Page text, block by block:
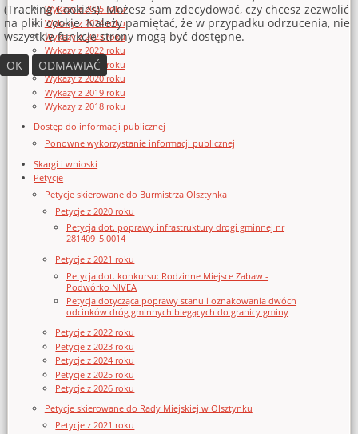
Wykazy z 2025 roku
Wykazy z 2024 roku
Wykazy z 2023 roku
Wykazy z 2022 roku
Wykazy z 2021 roku
Wykazy z 2020 roku
Wykazy z 2019 roku
Wykazy z 2018 roku
Dostęp do informacji publicznej
Ponowne wykorzystanie informacji publicznej
Skargi i wnioski
Petycje
Petycje skierowane do Burmistrza Olsztynka
Petycje z 2020 roku
Petycja dot. poprawy infrastruktury drogi gminnej nr
281409_5.0014
Petycje z 2021 roku
Petycja dot. konkursu: Rodzinne Miejsce Zabaw -
Podwórko NIVEA
Petycja dotycząca poprawy stanu i oznakowania dwóch
odcinków dróg gminnych biegących do granicy gminy
Petycje z 2022 roku
Petycje z 2023 roku
Petycje z 2024 roku
Petycje z 2025 roku
Petycje z 2026 roku
Petycje skierowane do Rady Miejskiej w Olsztynku
Petycje z 2021 roku
(Tracking Cookies). Możesz sam zdecydować, czy chcesz zezwolić
na pliki cookie. Należy pamiętać, że w przypadku odrzucenia, nie
wszystkie funkcje strony mogą być dostępne.
OK
ODMAWIAĆ